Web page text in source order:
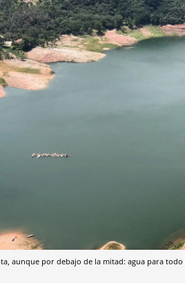
aunque por debajo de la mitad: agua para todo